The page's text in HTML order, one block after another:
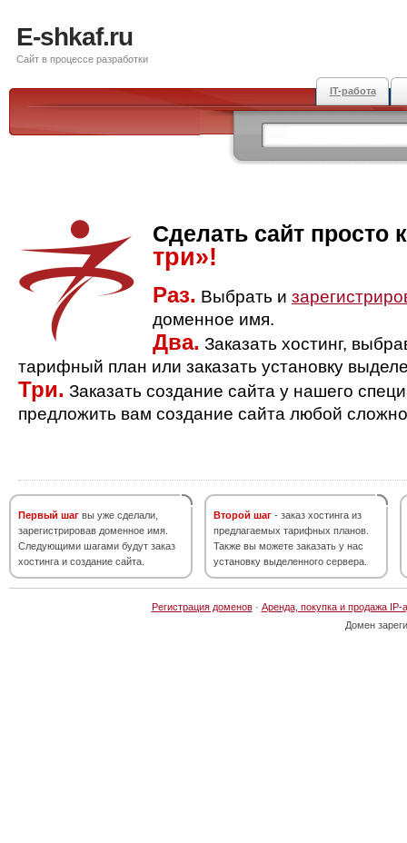
E-shkaf.ru
Сайт в процессе разработки
IT-работа
Сделать сайт просто
три»!
Раз. Выбрать и
доменное имя.
Два. Заказать хостинг,
тарифный план или заказать установку
Три. Заказать создание сайта у нашего
предложить вам создание сайта любой
Первый шаг вы уже сделали,
зарегистрировав доменное имя.
Следующими шагами будут заказ
хостинга и создание сайта.
Второй шаг - заказ хостинга из
предлагаемых тарифных планов.
Также вы можете заказать у нас
установку выделенного сервера.
Регистрация доменов· Аренда, покупка и продажа IP-
Домен